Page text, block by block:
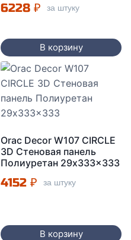
6228 ₽ за штуку
В корзину
Orac Decor W107 CIRCLE
3D Стеновая панель
Полиуретан 29x333x333
4152 ₽ за штуку
В корзину